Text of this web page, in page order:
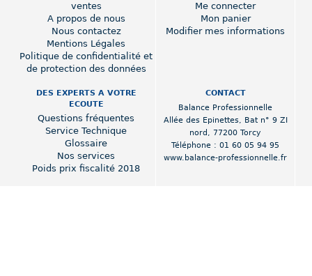
ventes
A propos de nous
Nous contactez
Mentions Légales
Politique de confidentialité et
de protection des données
Me connecter
Mon panier
Modifier mes informations
DES EXPERTS A VOTRE
ECOUTE
Questions fréquentes
Service Technique
Glossaire
Nos services
Poids prix fiscalité 2018
CONTACT
Balance Professionnelle
Allée des Epinettes, Bat n° 9 ZI
nord , 77200 Torcy
Téléphone : 01 60 05 94 95
www.balance-professionnelle.fr